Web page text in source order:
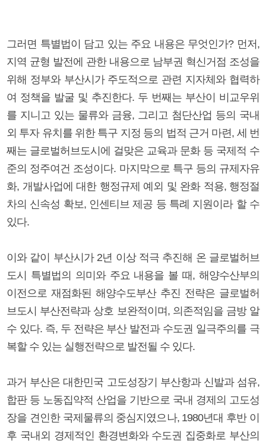
그러면 특별법이 담고 있는 주요 내용은 무엇인가? 먼저,
지역 균형 발전에 관한 내용으로 남부권 혁신거점 조성을
위해 정부와 부산시가 주도적으로 관련 지자체와 협력하
여 정책을 발굴 및 추진한다. 두 번째는 부산이 비교우위
를 지니고 있는 물류와 금융, 그리고 첨단산업 등의 국내
외 투자 유치를 위한 특구 지정 등의 법적 근거 마련, 세 번
째는 글로벌허브도시에 걸맞은 교육과 문화 등 국제적 수
준의 정주여건 조성이다. 마지막으로 특구 등의 규제자유
화, 개발사업에 대한 행정규제 예외 및 완화 적용, 행정절
차의 신속성 확보, 인센티브 제공 등 특례 지원이라 할 수
있다.
이와 같이 부산시가 2년 이상 적극 추진해 온 글로벌허브
도시 특별법의 의미와 주요 내용을 볼 때, 해양수산부의
이전으로 재점화된 해양수도부산 추진 전략은 글로벌허
브도시 부산전략과 상호 보완적이며, 의존적임을 금방 알
수 있다. 즉, 두 전략은 부산 발전과 수도권 일극주의를 극
복할 수 있는 실행전략으로 발전될 수 있다.
과거 부산은 대한민국 고도성장기 부산항과 신발과 섬유,
합판 등 노동집약적 산업을 기반으로 국내 경제의 고도성
장을 견인한 국제물류의 중심지였으나, 1980년대 후반 이
후 국내외 경제적인 환경변화와 수도권 집중화로 부산의